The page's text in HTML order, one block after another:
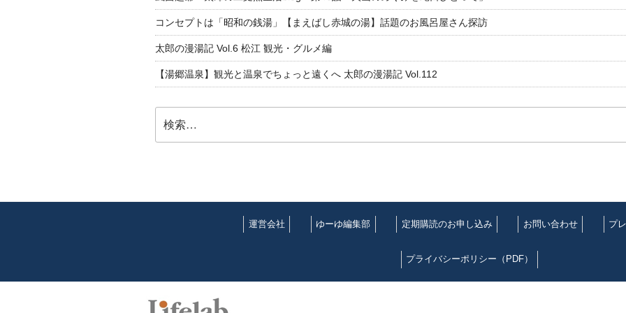
コンセプトは「昭和の銭湯」【まえばし赤城の湯】話題のお風呂屋さん探訪
太郎の漫湯記 Vol.6 松江 観光・グルメ編
【湯郷温泉】観光と温泉でちょっと遠くへ 太郎の漫湯記 Vol.112
索:
運営会社 ゆーゆ編集部 定期購読のお申し込み お問い合わせ プ
プライバシーポリシー（PDF）